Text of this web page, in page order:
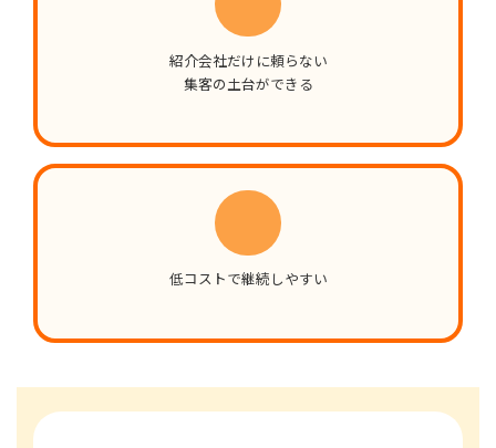
紹介会社だけに頼らない
集客の土台ができる
低コストで継続しやすい